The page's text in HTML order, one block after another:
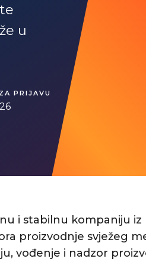
u
PRIJAVU
i stabilnu kompaniju
proizvodnje svježeg
vođenje i nadzor